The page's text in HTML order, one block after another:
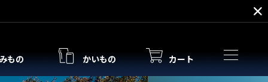
もの かいもの カート